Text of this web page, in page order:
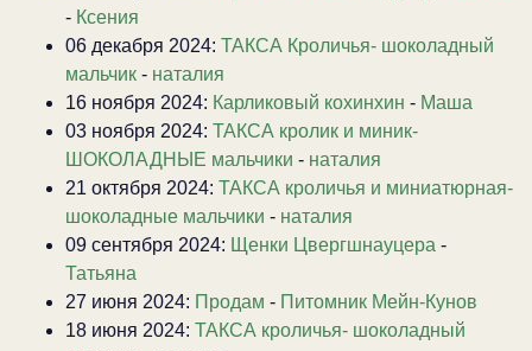
- Ксения
06 декабря 2024: ТАКСА Кроличья- шоколадный
мальчик - наталия
16 ноября 2024: Карликовый кохинхин - Маша
03 ноября 2024: ТАКСА кролик и миник-
ШОКОЛАДНЫЕ мальчики - наталия
21 октября 2024: ТАКСА кроличья и миниатюрная-
шоколадные мальчики - наталия
09 сентября 2024: Щенки Цвергшнауцера -
Татьяна
27 июня 2024: Продам - Питомник Мейн-Кунов
18 июня 2024: ТАКСА кроличья- шоколадный